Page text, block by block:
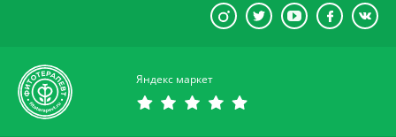
Яндекс маркет